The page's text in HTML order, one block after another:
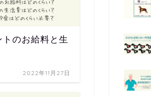
のお給料と生
2022年11月27日